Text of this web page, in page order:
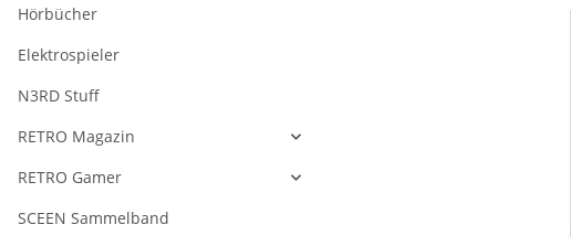
Hörbücher
Elektrospieler
N3RD Stuff
RETRO Magazin
RETRO Gamer
SCEEN Sammelband